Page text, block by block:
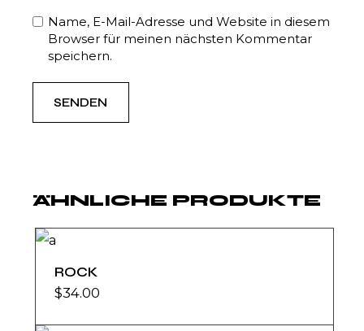
Name, E-Mail-Adresse und Website in diesem
Browser für meinen nächsten Kommentar
speichern.
SENDEN
ÄHNLICHE PRODUKTE
ROCK
$34.00